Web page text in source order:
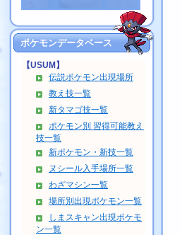
ポケモンデータベース
【USUM】
伝説ポケモン出現場所
教え技一覧
新タマゴ技一覧
ポケモン別 習得可能教え
技一覧
新ポケモン・新技一覧
ヌシール入手場所一覧
わざマシン一覧
場所別出現ポケモン一覧
しまスキャン出現ポケモ
ン一覧